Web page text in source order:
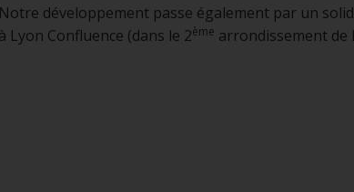
Notre développement passe également par un
à Lyon Confluence (dans le 2ème arrondissement de